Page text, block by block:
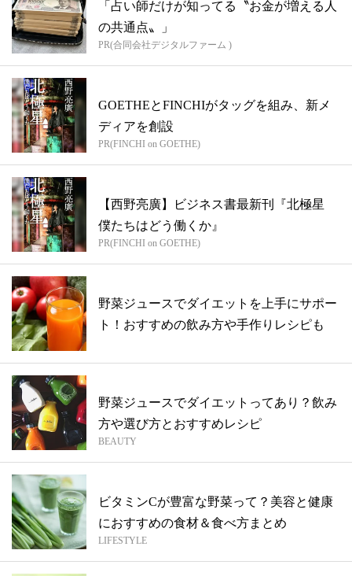
「占い師だけが知ってる〝お金が増える人
の共通点〟」
PR(合同会社デジタルファーム )
GOETHEとFINCHIがタッグを組み、新メ
ディアを創設
PR(FINCHI on GOETHE)
【西野亮廣】ビジネス書最新刊『北極星
僕たちはどう働くか』
PR(FINCHI on GOETHE)
野菜ジュースでダイエットを上手にサポー
ト！おすすめの飲み方や手作りレシピも
野菜ジュースでダイエットってあり？飲み
方や選び方とおすすめレシピ
BEAUTY
ビタミンCが豊富な野菜って？美容と健康
におすすめの食材＆食べ方まとめ
LIFESTYLE